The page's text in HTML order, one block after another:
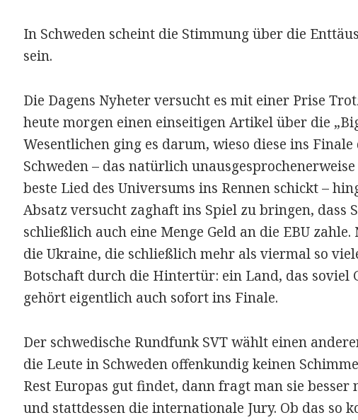
In Schweden scheint die Stimmung über die
sein.
Die Dagens Nyheter versucht es mit einer Prise
heute morgen einen einseitigen Artikel über die
Wesentlichen ging es darum, wieso diese ins
Schweden – das natürlich unausgesprochenerweise
beste Lied des Universums ins Rennen schickt –
Absatz versucht zaghaft ins Spiel zu bringen, dass
schließlich auch eine Menge Geld an die EBU
die Ukraine, die schließlich mehr als viermal so
Botschaft durch die Hintertür: ein Land, das soviel
gehört eigentlich auch sofort ins Finale.
Der schwedische Rundfunk SVT wählt einen
die Leute in Schweden offenkundig keinen
Rest Europas gut findet, dann fragt man sie besser
und stattdessen die internationale Jury. Ob das so